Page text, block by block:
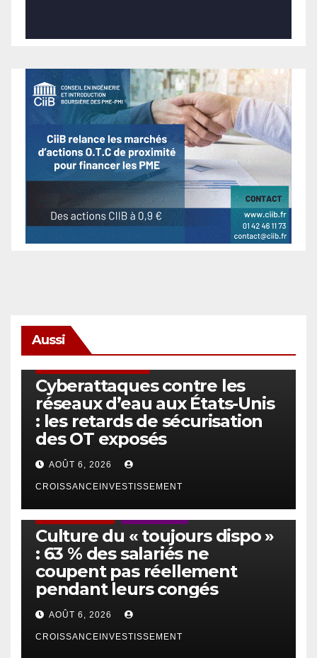
Aussi
Cyberattaques contre les
réseaux d’eau aux États-Unis
: les retards de sécurisation
des OT exposés
AOÛT 6, 2026
CROISSANCEINVESTISSEMENT
Culture du « toujours dispo »
: 63 % des salariés ne
coupent pas réellement
pendant leurs congés
AOÛT 6, 2026
CROISSANCEINVESTISSEMENT